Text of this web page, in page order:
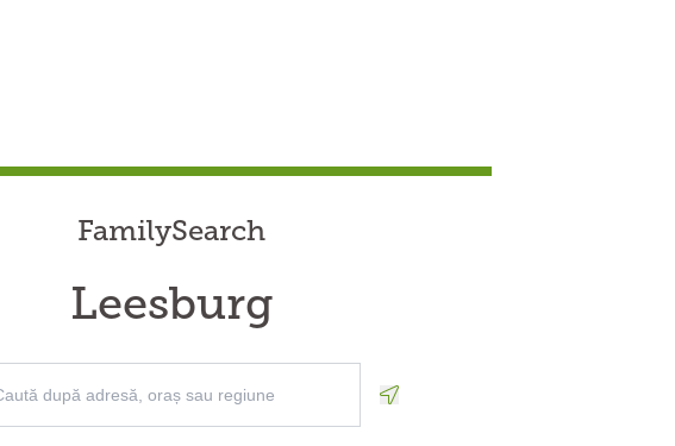
FamilySearch
Leesburg